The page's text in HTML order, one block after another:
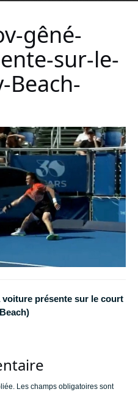
gêné-
sur-le-
Beach-
présente sur le court
Les champs obligatoires sont